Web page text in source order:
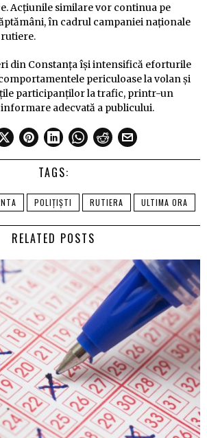
Acțiunile similare vor continua pe
în cadrul campaniei naționale
din Constanța își intensifică eforturile
periculoase la volan și
participanților la trafic, printr-un
adecvată a publicului.
TAGS:
POLIȚIȘTI RUTIERA ULTIMA ORA
RELATED POSTS